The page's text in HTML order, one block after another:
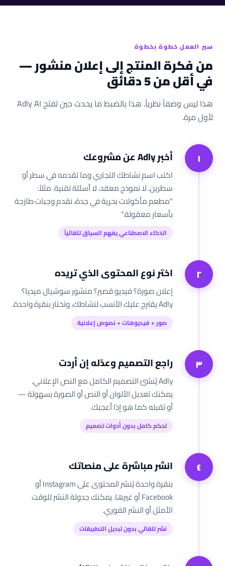
سير العمل خطوة بخطوة
من فكرة المنتج إلى إعلان منشور —
في أقل من 5 دقائق
هذا ليس وصفاً نظرياً. هذا بالضبط ما يحدث حين تفتح Adly AI
لأول مرة.
١ أخبر Adly عن مشروعك
اكتب اسم نشاطك التجاري وما تقدمه في سطر أو
سطرين. لا نموذج معقد، لا أسئلة تقنية. مثلاً:
"مطعم مأكولات بحرية في جدة، نقدم وجبات طازجة
بأسعار معقولة."
الذكاء الاصطناعي يفهم السياق تلقائياً
٢ اختر نوع المحتوى الذي تريده
إعلان صورة؟ فيديو قصير؟ منشور سوشيال ميديا؟
Adly يقترح عليك الأنسب لنشاطك، وتختار بنقرة واحدة.
صور + فيديوهات + نصوص إعلانية
٣ راجع التصميم وعدّله إن أردت
Adly يُنشئ التصميم الكامل مع النص الإعلاني.
يمكنك تعديل الألوان أو النص أو الصورة بسهولة —
أو تقبله كما هو إذا أعجبك.
تحكم كامل بدون أدوات تصميم
٤ انشر مباشرة على منصاتك
بنقرة واحدة يُنشر المحتوى على Instagram أو
Facebook أو غيرها. يمكنك جدولة النشر للوقت
الأمثل أو النشر الفوري.
نشر تلقائي بدون تبديل التطبيقات